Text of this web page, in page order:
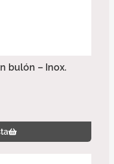
bulón – Inox.